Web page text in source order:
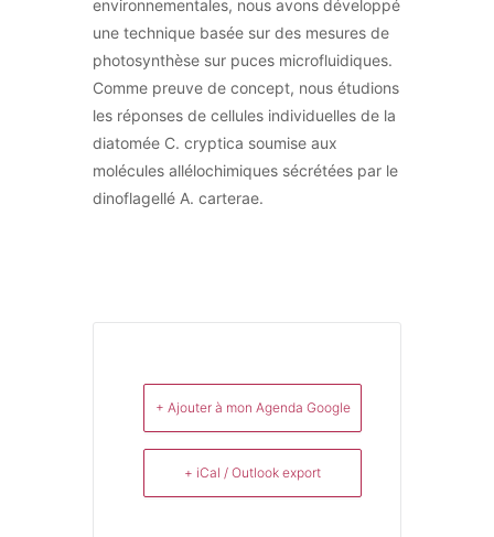
environnementales, nous avons développé
une technique basée sur des mesures de
photosynthèse sur puces microfluidiques.
Comme preuve de concept, nous étudions
les réponses de cellules individuelles de la
diatomée C. cryptica soumise aux
molécules allélochimiques sécrétées par le
dinoflagellé A. carterae.
+ Ajouter à mon Agenda Google
+ iCal / Outlook export